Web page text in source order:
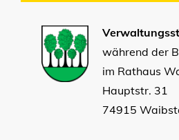
während der
im Rathaus
Hauptstr. 31
74915